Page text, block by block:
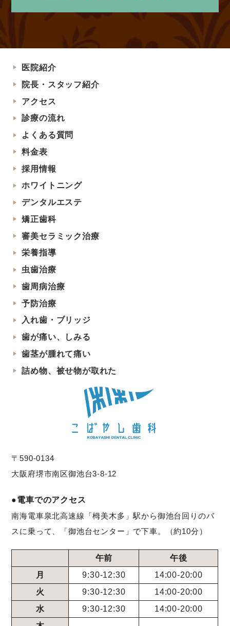
医院紹介
院長・スタッフ紹介
アクセス
診療の流れ
よくある質問
料金表
採用情報
ホワイトニング
デンタルエステ
矯正歯科
審美セラミック治療
栄養指導
虫歯治療
歯周病治療
予防治療
入れ歯・ブリッジ
歯が痛い、しみる
歯茎が腫れて痛い
詰め物、被せ物が取れた
〒590-0134
大阪府堺市南区御池台3-8-12
●電車でのアクセス
南海電車泉北高速線「栂美木多」駅から御池台回りのバ
スに乗って、「御池台センター」で下車。（約10分）
午前
午後
月
9:30-12:30
14:00-20:00
火
9:30-12:30
14:00-20:00
水
9:30-12:30
14:00-20:00